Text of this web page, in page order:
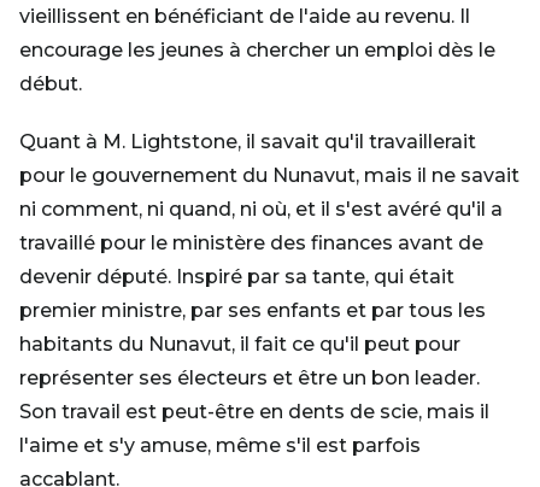
vieillissent en bénéficiant de l'aide au revenu. Il
encourage les jeunes à chercher un emploi dès le
début.
Quant à M. Lightstone, il savait qu'il travaillerait
pour le gouvernement du Nunavut, mais il ne savait
ni comment, ni quand, ni où, et il s'est avéré qu'il a
travaillé pour le ministère des finances avant de
devenir député. Inspiré par sa tante, qui était
premier ministre, par ses enfants et par tous les
habitants du Nunavut, il fait ce qu'il peut pour
représenter ses électeurs et être un bon leader.
Son travail est peut-être en dents de scie, mais il
l'aime et s'y amuse, même s'il est parfois
accablant.